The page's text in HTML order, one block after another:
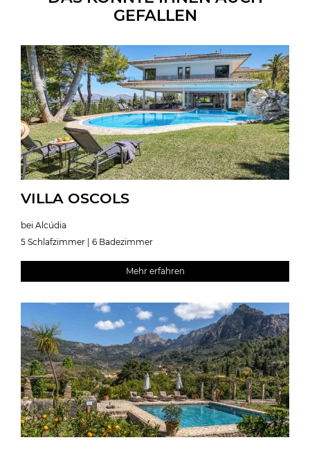
GEFALLEN
VILLA OSCOLS
bei Alcúdia
5 Schlafzimmer | 6 Badezimmer
Mehr erfahren